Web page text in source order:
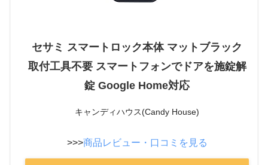
セサミ スマートロック本体 マットブラック
取付工具不要 スマートフォンでドアを施錠解
錠 Google Home対応
キャンディハウス(Candy House)
>>>商品レビュー・口コミを見る